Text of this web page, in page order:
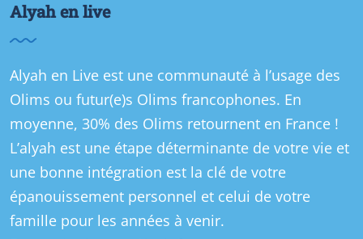
Alyah en live
Alyah en Live est une communauté à l’usage des
Olims ou futur(e)s Olims francophones. En
moyenne, 30% des Olims retournent en France !
L’alyah est une étape déterminante de votre vie et
une bonne intégration est la clé de votre
épanouissement personnel et celui de votre
famille pour les années à venir.